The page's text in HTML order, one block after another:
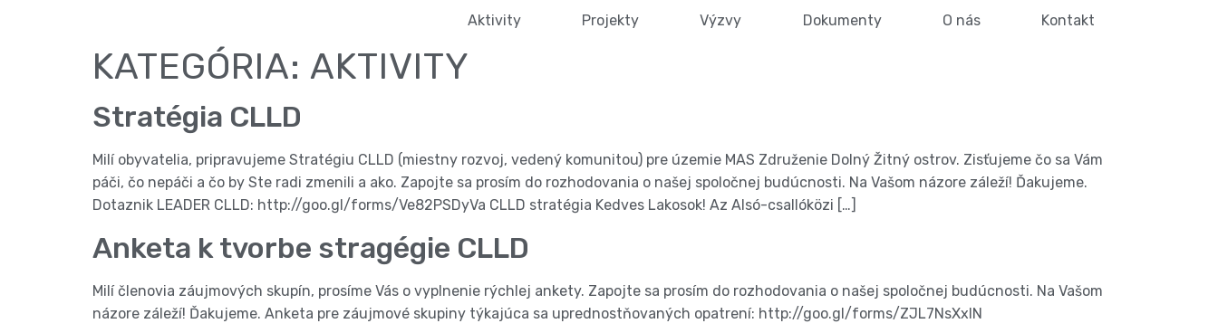
Aktivity Projekty Výzvy Dokumenty O nás Kontakt
KATEGÓRIA: AKTIVITY
Stratégia CLLD
Milí obyvatelia, pripravujeme Stratégiu CLLD (miestny rozvoj, vedený komunitou) pre územie MAS Združenie Dolný Žitný ostrov. Zisťujeme čo sa Vám
páči, čo nepáči a čo by Ste radi zmenili a ako. Zapojte sa prosím do rozhodovania o našej spoločnej budúcnosti. Na Vašom názore záleží! Ďakujeme.
Dotaznik LEADER CLLD: http://goo.gl/forms/Ve82PSDyVa CLLD stratégia Kedves Lakosok! Az Alsó-csallóközi […]
Anketa k tvorbe stragégie CLLD
Milí členovia záujmových skupín, prosíme Vás o vyplnenie rýchlej ankety. Zapojte sa prosím do rozhodovania o našej spoločnej budúcnosti. Na Vašom
názore záleží! Ďakujeme. Anketa pre záujmové skupiny týkajúca sa uprednostňovaných opatrení: http://goo.gl/forms/ZJL7NsXxlN